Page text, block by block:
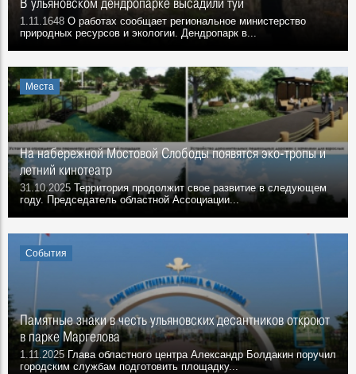
1.11.1648 О работах сообщает региональное министерство
природных ресурсов и экологии. Дендропарк в...
Места
На набережной Мостовой Слободы появятся эко-тропы и
летний кинотеатр
31.10.2025 Территория продолжит свое развитие в следующем
году. Председатель областной Ассоциации...
События
Памятные знаки в честь ульяновских десантников откроют
в парке Маргелова
1.11.2025 Глава областного центра Александр Болдакин поручил
городским службам подготовить площадку...